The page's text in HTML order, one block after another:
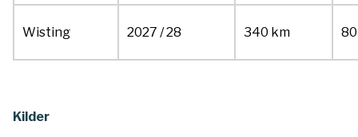
Wisting 2027 / 28 340 km 80
Kilder